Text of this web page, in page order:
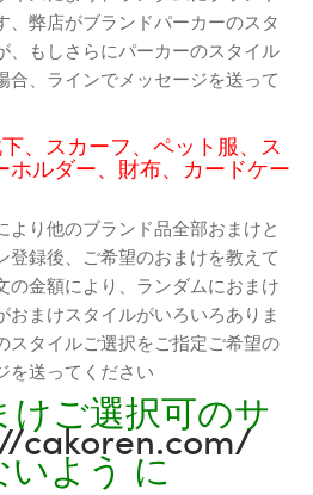
弊店がブランドパーカーのスタ
、もしさらにパーカーのスタイル
合、ラインでメッセージを送って
、スカーフ、ペット服、ス
ホルダー、財布、カードケー
より他のブランド品全部おまけと
登録後、ご希望のおまけを教えて
の金額により、ランダムにおまけ
おまけスタイルがいろいろありま
スタイルご選択をご指定ご希望の
を送ってください
ご選択可のサ
cakoren.com/
いよう に